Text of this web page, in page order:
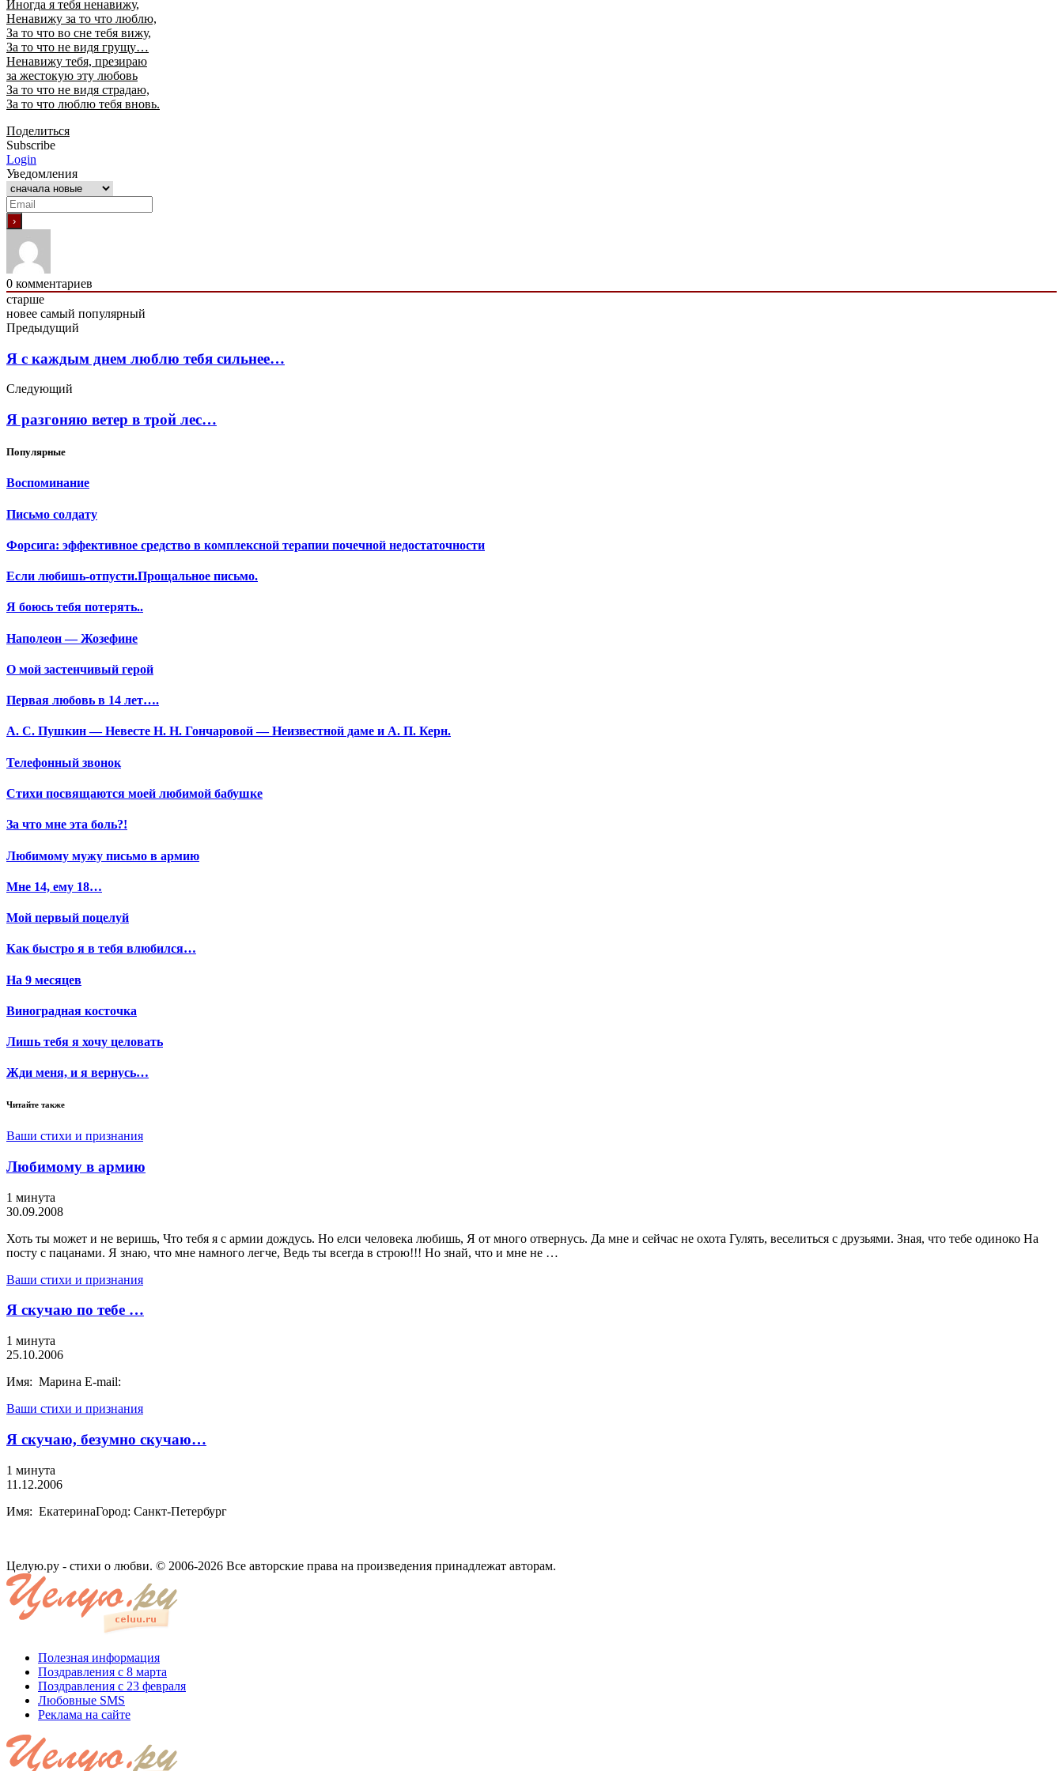
Иногда я тебя ненавижу,
Ненавижу за то что люблю,
За то что во сне тебя вижу,
За то что не видя грущу…
Ненавижу тебя, презираю
за жестокую эту любовь
За то что не видя страдаю,
За то что люблю тебя вновь.
Поделиться
Subscribe
Login
Уведомления
0 комментариев
старше
новее самый популярный
Предыдущий
Я с каждым днем люблю тебя сильнее…
Следующий
Я разгоняю ветер в трой лес…
Популярные
Воспоминание
Письмо солдату
Форсига: эффективное средство в комплексной терапии почечной недостаточности
Если любишь-отпусти.Прощальное письмо.
Я боюсь тебя потерять..
Наполеон — Жозефине
О мой застенчивый герой
Первая любовь в 14 лет….
А. С. Пушкин — Невесте Н. Н. Гончаровой — Неизвестной даме и А. П. Керн.
Телефонный звонок
Стихи посвящаются моей любимой бабушке
За что мне эта боль?!
Любимому мужу письмо в армию
Мне 14, ему 18…
Мой первый поцелуй
Как быстро я в тебя влюбился…
На 9 месяцев
Виноградная косточка
Лишь тебя я хочу целовать
Жди меня, и я вернусь…
Читайте также
Ваши стихи и признания
Любимому в армию
1 минута
30.09.2008
Хоть ты может и не веришь, Что тебя я с армии дождусь. Но елси человека любишь, Я от много отвернусь. Да мне и сейчас не охота Гулять, веселиться с друзьями. Зная, что тебе одиноко На
посту с пацанами. Я знаю, что мне намного легче, Ведь ты всегда в строю!!! Но знай, что и мне не …
Ваши стихи и признания
Я скучаю по тебе …
1 минута
25.10.2006
Имя: Марина E-mail:
Ваши стихи и признания
Я скучаю, безумно скучаю…
1 минута
11.12.2006
Имя: ЕкатеринаГород: Санкт-Петербург
Целую.ру - стихи о любви. © 2006-2026 Все авторские права на произведения принадлежат авторам.
Полезная информация
Поздравления с 8 марта
Поздравления с 23 февраля
Любовные SMS
Реклама на сайте